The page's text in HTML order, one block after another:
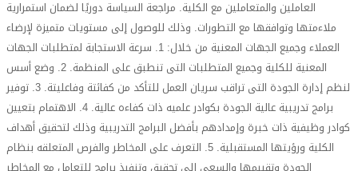
العاملين والمتعاملين مع الكلية. مراجعة السياسة دوريًا لضمان استمرارية
ملاءمتها وتوافقها مع التطورات. وذلك للوصول إلى مستويات متميزة لإرضاء
العملاء وجميع الجهات المعنية من خلال: 1. سرعة الاستجابة لمتطلبات الجهات
المعنية للكلية وجميع المتطلبات التى تنطبق على المنظمة. 2. وضع أسس
لنظم إدارة الجودة التى تراقب سريان العمل للتأكد من كفائتة وفاعليتة. 3. توفير
برامج تدريبية عالية الجودة بكوادر علميه ذات كفاءه عالية. 4. الاهتمام بتعيين
كوادر وظيفية ذات خبرة وإمدادهم بأفضل البرامج التدريبية وذلك لتحقيق أهداف
الكلية ورؤيتها المستقبلية. 5. التعرف على المخاطر والفرص المتعلقه بنظام